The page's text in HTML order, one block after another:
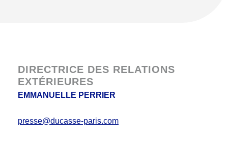
DIRECTRICE DES RELATIONS
EXTÉRIEURES
EMMANUELLE PERRIER
presse@ducasse-paris.com